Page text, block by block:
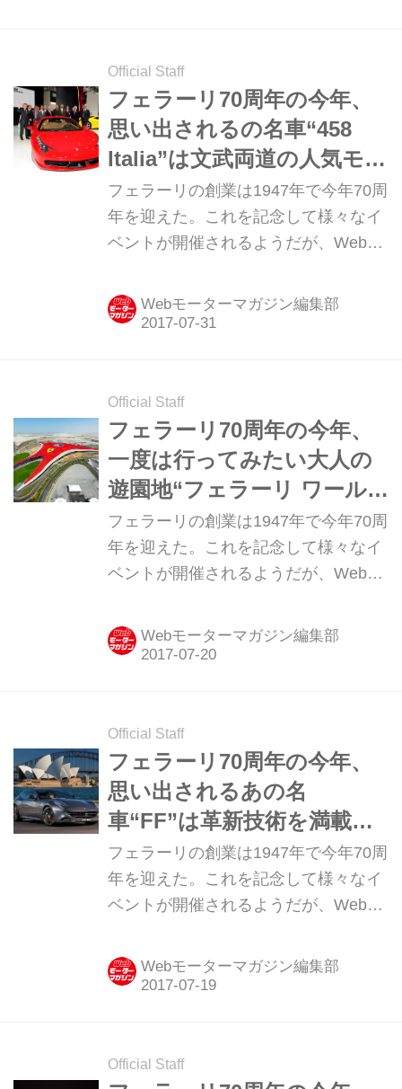
Official Staff
フェラーリ70周年の今年、
思い出されるの名車“458
Italia”は文武両道の人気モデ
ル【トピックス】
フェラーリの創業は1947年で今年70周
年を迎えた。これを記念して様々なイ
ベントが開催されるようだが、Webモ
フェラーリ70周年のマイルストーンを
振り返ってみたいと思う。第6回
Webモーターマガジン編集部
Official Staff
フェラーリ70周年の今年、
一度は行ってみたい大人の
遊園地“フェラーリ ワール
ド”に思いを馳せる【トピッ
クス】
フェラーリの創業は1947年で今年70周
年を迎えた。これを記念して様々なイ
ベントが開催されるようだが、Webモ
フェラーリ70周年のマイルストーンを
振り返ってみたいと思う。第5回は跳
ド”だ。
Webモーターマガジン編集部
Official Staff
フェラーリ70周年の今年、
思い出されるあの名
車“FF”は革新技術を満載す
る同社初の4WDモデル【ト
ピックス】
フェラーリの創業は1947年で今年70周
年を迎えた。これを記念して様々なイ
ベントが開催されるようだが、Webモ
フェラーリ70周年のマイルストーンを
振り返ってみたいと思う。第4回
Webモーターマガジン編集部
Official Staff